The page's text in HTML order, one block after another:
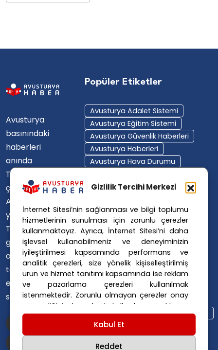
Gizlilik Tercihi Merkezi
İnternet Sitesi’nin sağlanması ve bilgi toplumu
hizmetlerinin sunulması için zorunlu çerezler
kullanmaktayız. Ayrıca, İnternet Sitesi’ni daha
işlevsel kullanabilmeniz ve deneyiminizin
iyileştirilmesi kapsamında performans ve
analitik çerezleri, size yönelik kişiselleştirilmiş
ürün ve hizmet tanıtımı kapsamında ise reklam
ve pazarlama çerezleri kullanılmak
istenmektedir. Zorunlu olmayan çerezler onay
vermediğiniz durumlarda kullanılmayacaktır.
Ayarlarınız 365 gün saklanır.
veGizlilik Politikasıiçin linklere tıklayınız.
Kabul Et
Reddet
Avusturya
basınındaki
haberleri
anında
Türkçe'ye
çevirerek,
Avusturya'da
yaşayan
Türklerin ülke
gündemini
ana dillerinde
takip
etmelerini
sağlıyoruz.
Popüler Etiketler
Avusturya Adalet Sistemi
Avusturya Eğitim Sistemi
Avusturya Güvenlik Haberleri
Avusturya Haberleri
Avusturya Hava Durumu
Avusturya Polisi
Avusturya Polis Soruşturması
Avusturya Sağlık Sistemi
Avusturya Siyaseti
Avusturya Suç Haberleri
Avusturya Trafik Haberleri
Donald Trump
FPÖ
Graz Okul Saldırısı
Internet Dolandırıcılığı
Itfaiye Müdahalesi
Viyana Polisi
Viyana Suç Haberleri